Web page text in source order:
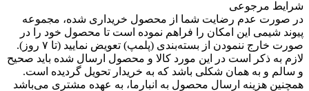
شرایط مرجوعی
در صورت عدم رضایت شما از محصول خریداری شده، مجموعه
پیوند شیمی این امکان را فراهم نموده است تا محصول خود را در
صورت خارج ننمودن از بسته‌بندی (پلمپ) تعویض نمایید (تا ۷ روز).
لازم به ذکر است در این مورد کالا و محصول ارسال شده باید صحیح
و سالم و به همان شکلی باشد که به خریدار تحویل گردیده است.
همچنین هزینه ارسال محصول به انبارما، به عهده مشتری می‌باشد